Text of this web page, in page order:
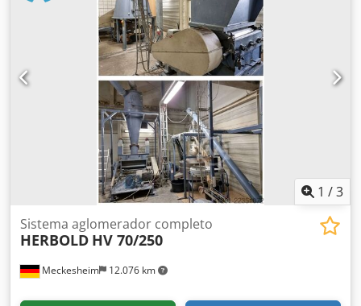
1 /3
Meckesheim 12.076 km
Sistema aglomerador completo
HERBOLD HV 70/250